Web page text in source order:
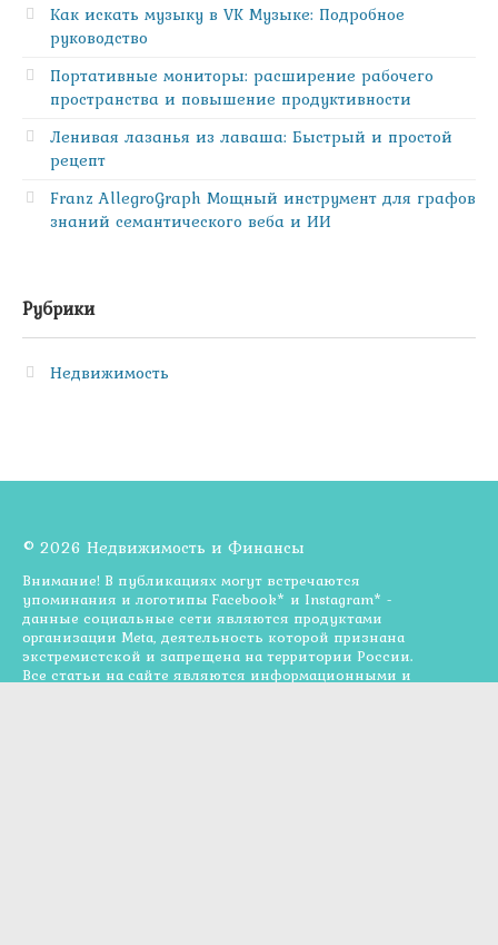
Как искать музыку в VK Музыке: Подробное
руководство
Портативные мониторы: расширение рабочего
пространства и повышение продуктивности
Ленивая лазанья из лаваша: Быстрый и простой
рецепт
Franz AllegroGraph Мощный инструмент для графов
знаний семантического веба и ИИ
Рубрики
Недвижимость
© 2026 Недвижимость и Финансы
Внимание! В публикациях могут встречаются
упоминания и логотипы Facebook* и Instagram* -
данные социальные сети являются продуктами
организации Meta, деятельность которой признана
экстремистской и запрещена на территории России.
Все статьи на сайте являются информационными и